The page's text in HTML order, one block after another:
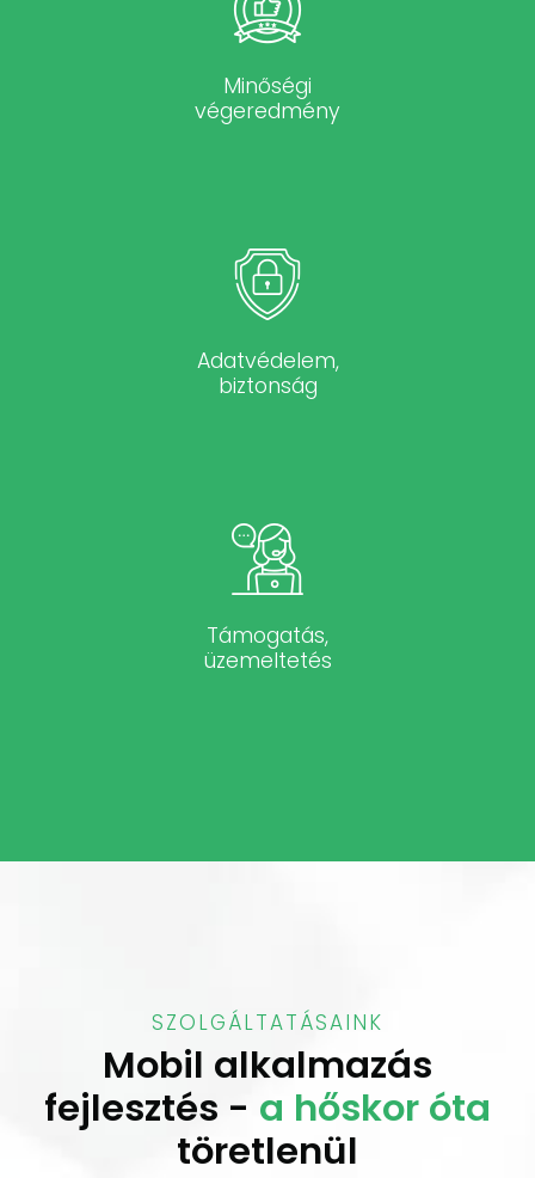
Minőségi
végeredmény
Adatvédelem,
biztonság
Támogatás,
üzemeltetés
SZOLGÁLTATÁSAINK
Mobil alkalmazás
fejlesztés - a hőskor óta
töretlenül